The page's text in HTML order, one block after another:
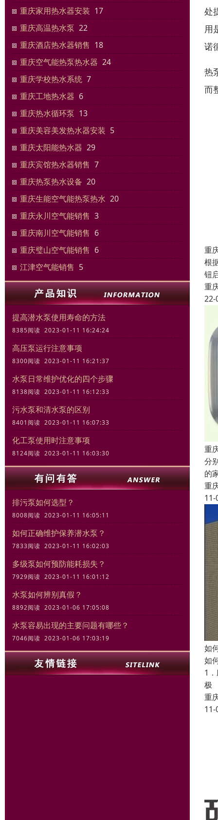
重庆家用热水器安装 17
重庆高温热水泵 22
重庆酒店热水器销售 18
重庆空气能热泵热水器 24
重庆学校热水系统 7
重庆工地热水器 6
重庆热水循环泵 13
重庆美容美发热水器安装 5
重庆太阳能热水器 29
重庆宾馆热水器销售 7
重庆热泵热水设备 20
重庆生能空气能热泵热水 20
重庆永川空气能销售 3
重庆南川空气能销售 6
重庆璧山空气能销售 6
江津空气能销售 5
提高潜水泵使用寿命的方法
8385阅读 2023-01-11 16:24:24
高压泵运行注意事项
8300阅读 2023-01-11 16:21:37
水泵日常维护优化的四个步骤
8138阅读 2023-01-11 16:12:33
污水泵和清水泵的区别
8401阅读 2023-01-11 16:07:33
化工泵使用时注意事项
8124阅读 2023-01-11 16:03:30
排污泵如何选型？
8008阅读 2023-01-11 16:05:11
如何正确维护保养潜水泵？
7833阅读 2023-01-11 16:02:03
多级泵如何预防能耗损失？
7929阅读 2023-01-11 16:01:12
水泵如何辨别真假？
8892阅读 2023-01-06 17:05:08
水泵容易出现的主要问题有哪些？
7046阅读 2023-01-06 17:03:19
处
用
诺
热
而
重
根
钮
重
22-
重
分
的
重
11-
如
如
1
极
重
11-